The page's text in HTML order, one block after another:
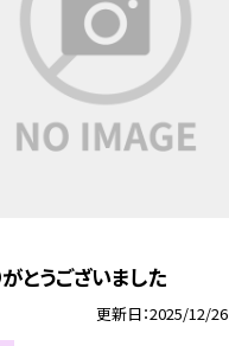
がとうございました
更新日 2025/12/26